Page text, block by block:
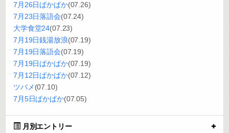
7月26日ぱかぱか(07.26)
7月23日落語会(07.24)
大学食堂24(07.23)
7月19日銭湯放浪(07.19)
7月19日落語会(07.19)
7月19日ぱかぱか(07.19)
7月12日ぱかぱか(07.12)
ツバメ(07.10)
7月5日ぱかぱか(07.05)
月別エントリー